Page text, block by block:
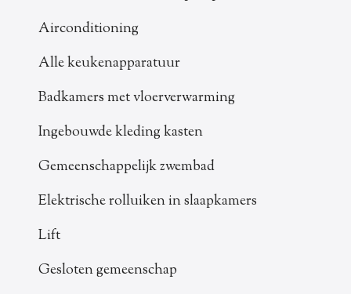
Airconditioning
Alle keukenapparatuur
Badkamers met vloerverwarming
Ingebouwde kleding kasten
Gemeenschappelijk zwembad
Elektrische rolluiken in slaapkamers
Lift
Gesloten gemeenschap